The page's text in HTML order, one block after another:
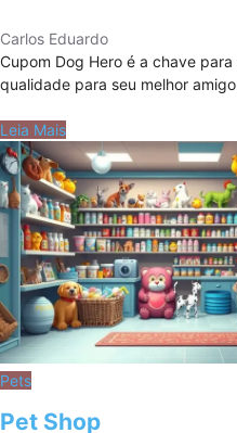
Carlos Eduardo
Cupom Dog Hero é a chave
qualidade para seu melhor
Leia Mais
Pets
Pet Shop